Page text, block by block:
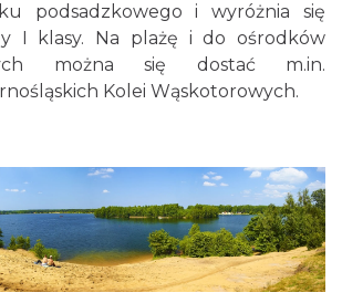
podsadzkowego i wyróżnia się
I klasy. Na plażę i do ośrodków
można się dostać m.in.
Kolei Wąskotorowych.